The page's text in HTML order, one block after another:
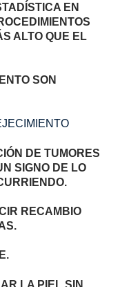
EN
ALTO QUE EL
SON
DE TUMORES
SIGNO DE LO
RECAMBIO
LA PIEL SIN